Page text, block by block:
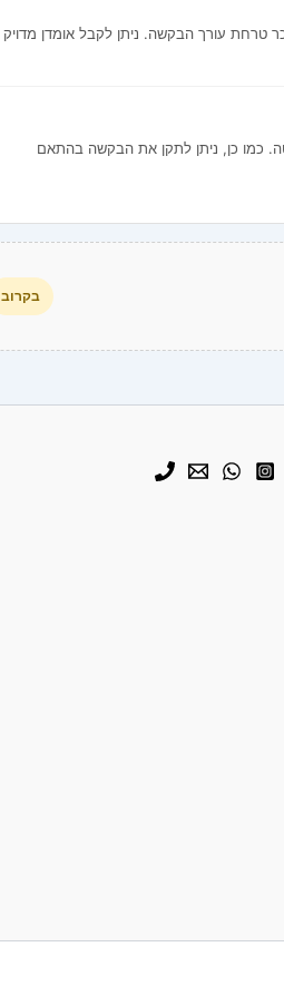
טרחת עורך הבקשה. ניתן לקבל אומדן מדויק
המחוזית תוך 30 יום מיום קבלת ההחלטה. כמו כן, ניתן לתקן את הבקשה בהתאם
בקרוב